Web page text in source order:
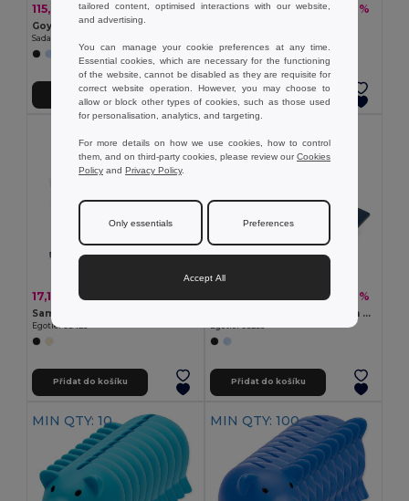
115,79 kč146,06 kč -21%
Goya 53590
Přidat do košíku
2,08 kč 3,00 kč -31%
+2 Colors
Přidat do košíku
17,10 kč 32,12 kč
Samolepící štítky se 7 sadami
Egotier 93426
Přidat do košíku
-37%
Držák PU karty s blokováním RFID
Přidat do košíku
MIN QTY: 10 MIN QTY: 100
tailored content, optimised interactions with our website,
and advertising.
You can manage your cookie preferences at any time.
Essential cookies, which are necessary for the functioning
of the website, cannot be disabled as they are requisite for
correct website operation. However, you may choose to
allow or block other types of cookies, such as those used
for personalisation, analytics, and targeting.
For more details on how we use cookies, how to control
them, and on third-party cookies, please review ourCookies
Policy and Privacy Policy.
Only essentials Preferences
Accept All